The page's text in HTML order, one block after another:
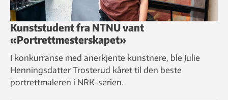
Kunststudent fra NTNU vant
«Portrettmesterskapet»
I konkurranse med anerkjente kunstnere, ble Julie
Henningsdatter Trosterud kåret til den beste
portrettmaleren i NRK-serien.